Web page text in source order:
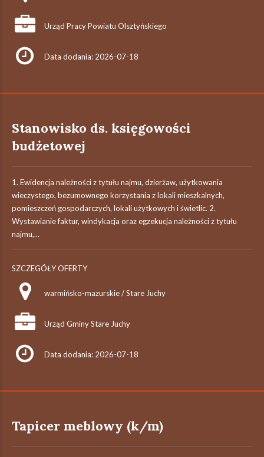
Urząd Pracy Powiatu Olsztyńskiego
Data dodania: 2026-07-18
Stanowisko ds. księgowości
budżetowej
1. Ewidencja należności z tytułu najmu, dzierżaw, użytkowania
wieczystego, bezumownego korzystania z lokali mieszkalnych,
pomieszczeń gospodarczych, lokali użytkowych i świetlic. 2.
Wystawianie faktur, windykacja oraz egzekucja należności z tytułu
najmu,...
SZCZEGÓŁY OFERTY
warmińsko-mazurskie / Stare Juchy
Urząd Gminy Stare Juchy
Data dodania: 2026-07-18
Tapicer meblowy (k/m)